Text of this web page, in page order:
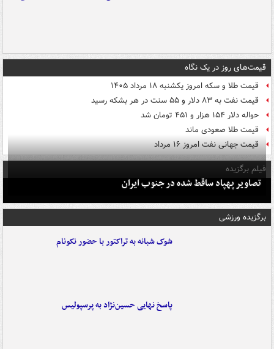
قیمت‌های روز در یک نگاه
قیمت طلا و سکه امروز یکشنبه ۱۸ مرداد ۱۴۰۵
قیمت نفت به ۸۳ دلار و ۵۵ سنت در هر بشکه رسید
حواله دلار ۱۵۴ هزار و ۴۵۱ تومان شد
قیمت طلا صعودی ماند
قیمت جهانی نفت امروز ۱۶ مرداد
فیلم برگزیده
تصاویر پهپاد ساقط شده در جنوب ایران
برگزیده ورزشی
شوک شبانه به تراکتور با حضور نکونام
پاسخ نهایی حسین‌نژاد به پرسپولیس